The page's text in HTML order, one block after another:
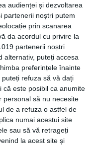
audienței și dezvoltarea
partenerii noștri putem
prin scanarea
da acordul cu privire la
partenerii noștri
alternativ, puteți accesa
preferințele înainte
refuza să vă dați
că este posibil ca anumite
personal să nu necesite
de a refuza o astfel de
numai acestui site
sau să vă retrageți
la acest site și
să înţelegi, pas
în online